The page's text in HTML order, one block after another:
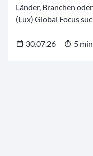
Länder, Branchen
(Lux) Global Focus
Industrieländern bis
30.07.26 5 min